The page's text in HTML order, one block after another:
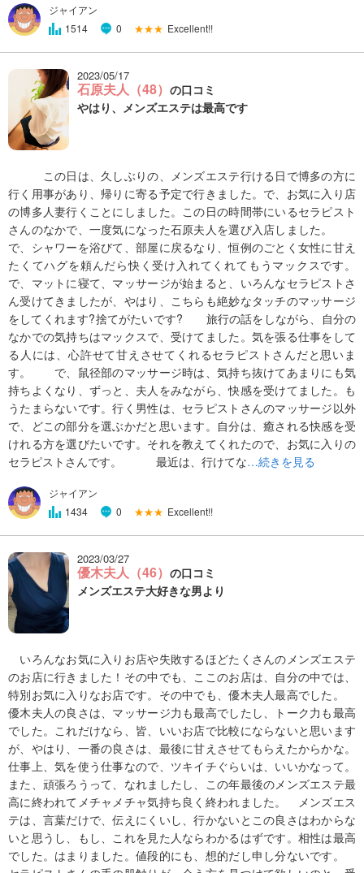
ジャイアン
1514
0 ★★★ Excellent!!
2023/05/17
石原夫人（48） の口コミ
やはり、メンズエステは最高です
この日は、久しぶりの、メンズエステ行ける日で博多の方に
行く用事があり、帰りに寄る予定で行きました。で、お気に入り店
の博多人妻行くことにしました。この日の時間帯にいるセラピスト
さんのなかで、一度気になった石原夫人を選び入店しました。
で、シャワーを浴びて、部屋に戻るなり、恒例のごとく女性に甘え
たくてハグを頼んだら快く受け入れてくれてもうマックスです。
で、マットに寝て、マッサージが始まると、いろんなセラピストさ
ん受けてきましたが、やはり、こちらも絶妙なタッチのマッサージ
をしてくれます?捨てがたいです? 旅行の話をしながら、自分の
なかでの気持ちはマックスで、受けてました。気を張る仕事をして
る人には、心許せて甘えさせてくれるセラピストさんだと思いま
す。 で、鼠径部のマッサージ時は、気持ち抜けてあまりにも気
持ちよくなり、ずっと、夫人をみながら、快感を受けてました。も
うたまらないです。行く男性は、セラピストさんのマッサージ以外
で、どこの部分を選ぶかだと思います。自分は、癒される快感を受
けれる方を選びたいです。それを教えてくれたので、お気に入りの
セラピストさんです。 最近は、行けてな…続きを見る
ジャイアン
1434
0 ★★★ Excellent!!
2023/03/27
優木夫人（46） の口コミ
メンズエステ大好きな男より
いろんなお気に入りお店や失敗するほどたくさんのメンズエステ
のお店に行きました！その中でも、ここのお店は、自分の中では、
特別お気に入りなお店です。その中でも、優木夫人最高でした。
優木夫人の良さは、マッサージ力も最高でしたし、トーク力も最高
でした。これだけなら、皆、いいお店で比較にならないと思います
が、やはり、一番の良さは、最後に甘えさせてもらえたからかな。
仕事上、気を使う仕事なので、ツキイチぐらいは、いいかなって。
また、頑張ろうって、なれましたし、この年最後のメンズエステ最
高に終われてメチャメチャ気持ち良く終われました。 メンズエス
テは、言葉だけで、伝えにくいし、行かないとこの良さはわからな
いと思うし、もし、これを見た人ならわかるはずです。相性は最高
でした。はまりました。値段的にも、想的だし申し分ないです。